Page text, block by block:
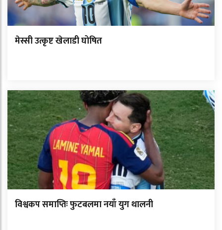
मेस्सी उत्कृष्ट खेलाडी घोषित
विश्वकप समाप्तिः फुटबलमा नयाँ युग थालनी